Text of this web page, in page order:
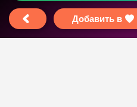
Добавить в